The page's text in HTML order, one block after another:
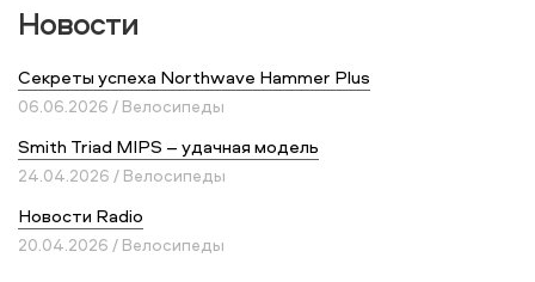
Новости
Секреты успеха Northwave Hammer Plus
06.06.2026 / Велосипеды
Smith Triad MIPS – удачная модель
24.04.2026 / Велосипеды
Новости Radio
20.04.2026 / Велосипеды